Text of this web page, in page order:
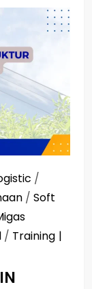
/
/ Soft
/ Training